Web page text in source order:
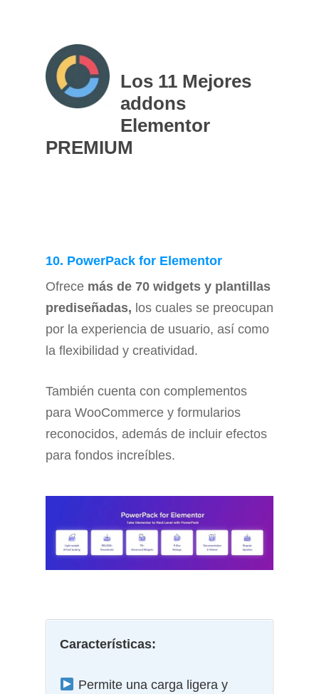
Los 11 Mejores
addons
Elementor
PREMIUM
10. PowerPack for Elementor
Ofrece más de 70 widgets y plantillas
prediseñadas, los cuales se preocupan
por la experiencia de usuario, así como
la flexibilidad y creatividad.
También cuenta con complementos
para WooCommerce y formularios
reconocidos, además de incluir efectos
para fondos increíbles.
Características:
Permite una carga ligera y